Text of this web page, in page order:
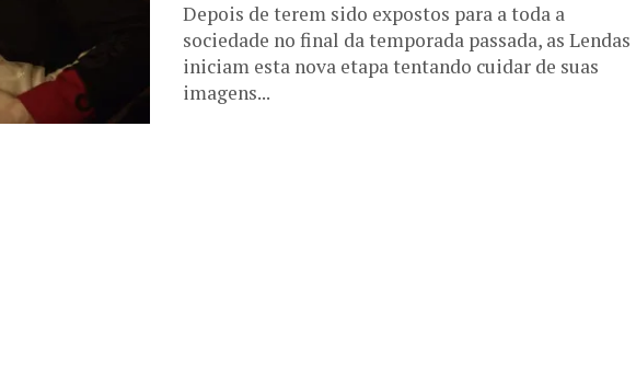
Depois de terem sido expostos para a toda a
sociedade no final da temporada passada, as Lendas
iniciam esta nova etapa tentando cuidar de suas
imagens...